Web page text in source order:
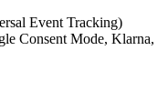
Event Tracking)
Consent Mode, Klarna,